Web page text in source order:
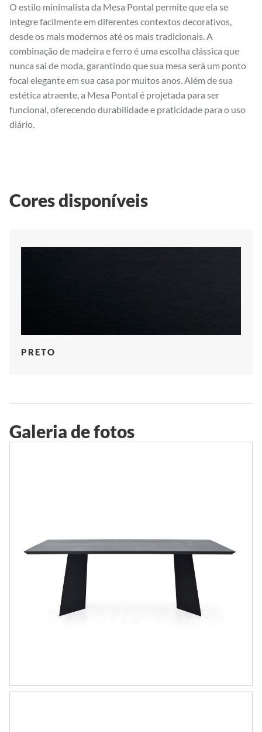
O estilo minimalista da Mesa Pontal permite que ela se
integre facilmente em diferentes contextos decorativos,
desde os mais modernos até os mais tradicionais. A
combinação de madeira e ferro é uma escolha clássica que
nunca sai de moda, garantindo que sua mesa será um ponto
focal elegante em sua casa por muitos anos. Além de sua
estética atraente, a Mesa Pontal é projetada para ser
funcional, oferecendo durabilidade e praticidade para o uso
diário.
Cores disponíveis
PRETO
Galeria de fotos